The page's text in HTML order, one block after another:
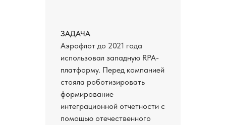
ЗАДАЧА
Аэрофлот до 2021 года
использовал западную RPA-
платформу. Перед компанией
стояла роботизировать
формирование
интеграционной отчетности с
помощью отечественного